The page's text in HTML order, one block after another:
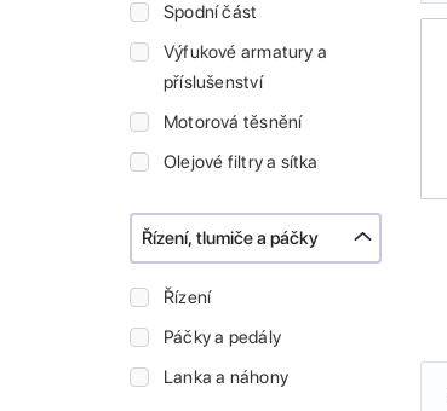
Spodní část
Výfukové armatury a
příslušenství
Motorová těsnění
Olejové filtry a sítka
Řízení, tlumiče a páčky
Řízení
Páčky a pedály
Lanka a náhony